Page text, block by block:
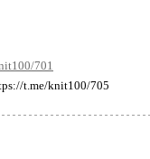
701
t.me/knit100/705